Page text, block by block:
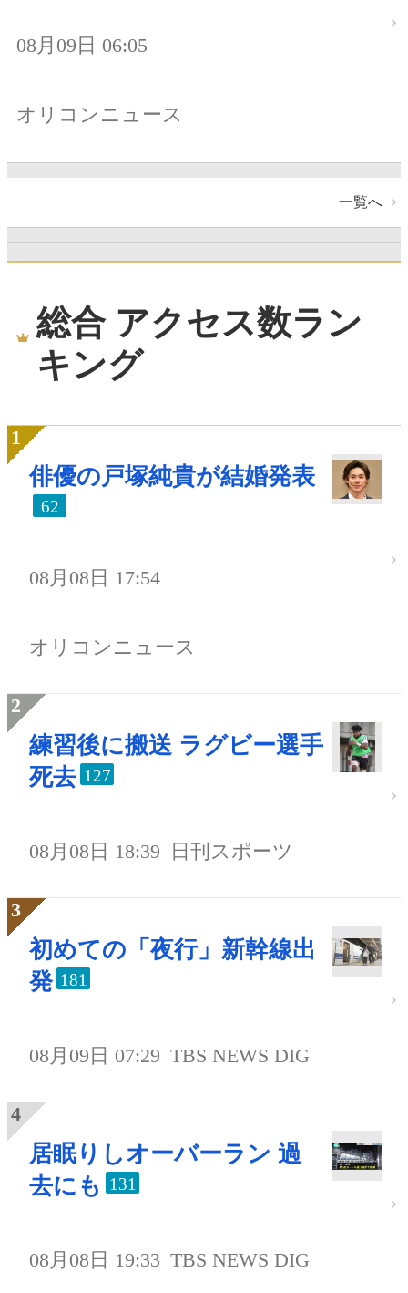
08月09日 06:05
オリコンニュース
一覧へ
総合 アクセス数ラン
キング
俳優の戸塚純貴が結婚発表
62
08月08日 17:54
オリコンニュース
練習後に搬送 ラグビー選手
死去 127
08月08日 18:39 日刊スポーツ
初めての「夜行」新幹線出
発 181
08月09日 07:29 TBS NEWS DIG
居眠りしオーバーラン 過
去にも
131
08月08日 19:33 TBS NEWS DIG